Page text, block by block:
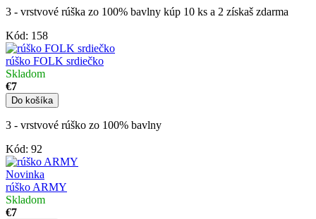
3 - vrstvové rúška zo 100% bavlny kúp 10 ks a 2 získaš zdarma
Kód: 158
rúško FOLK srdiečko
Skladom
€7
Do košíka
3 - vrstvové rúško zo 100% bavlny
Kód: 92
Novinka
rúško ARMY
Skladom
€7